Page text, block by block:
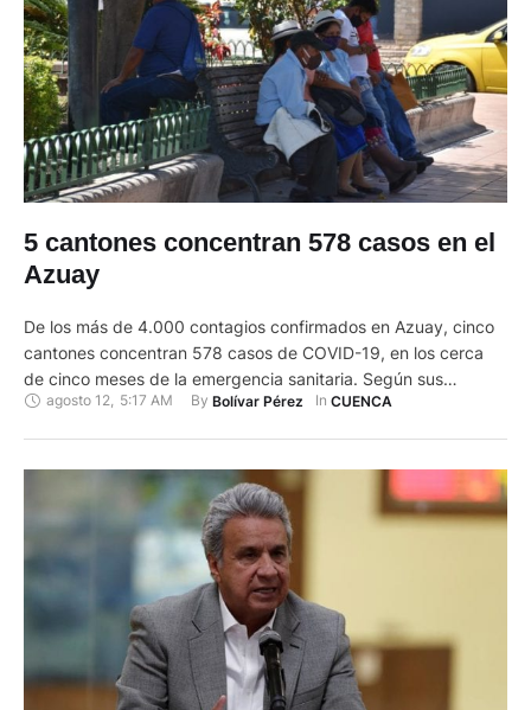
5 cantones concentran 578 casos en el
Azuay
De los más de 4.000 contagios confirmados en Azuay, cinco
cantones concentran 578 casos de COVID-19, en los cerca
de cinco meses de la emergencia sanitaria. Según sus
autoridades, han tenido “altas y bajas” en las cifras de
agosto 12, 5:17 AM By Bolívar Pérez In CUENCA